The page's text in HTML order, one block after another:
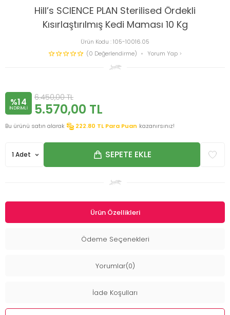
Hill’s SCIENCE PLAN Sterilised Ördekli
Kısırlaştırılmış Kedi Maması 10 Kg
Ürün Kodu :105-10016.05
(0 Değerlendirme)
Yorum Yap
%14
INDIRIMLI
6.450,00TL
5.570,00 TL
Bu ürünü satın alarak 222.80 TL Para Puan kazanırsınız!
SEPETE EKLE
Ürün Özellikleri
Ödeme Seçenekleri
Yorumlar(0)
İade Koşulları